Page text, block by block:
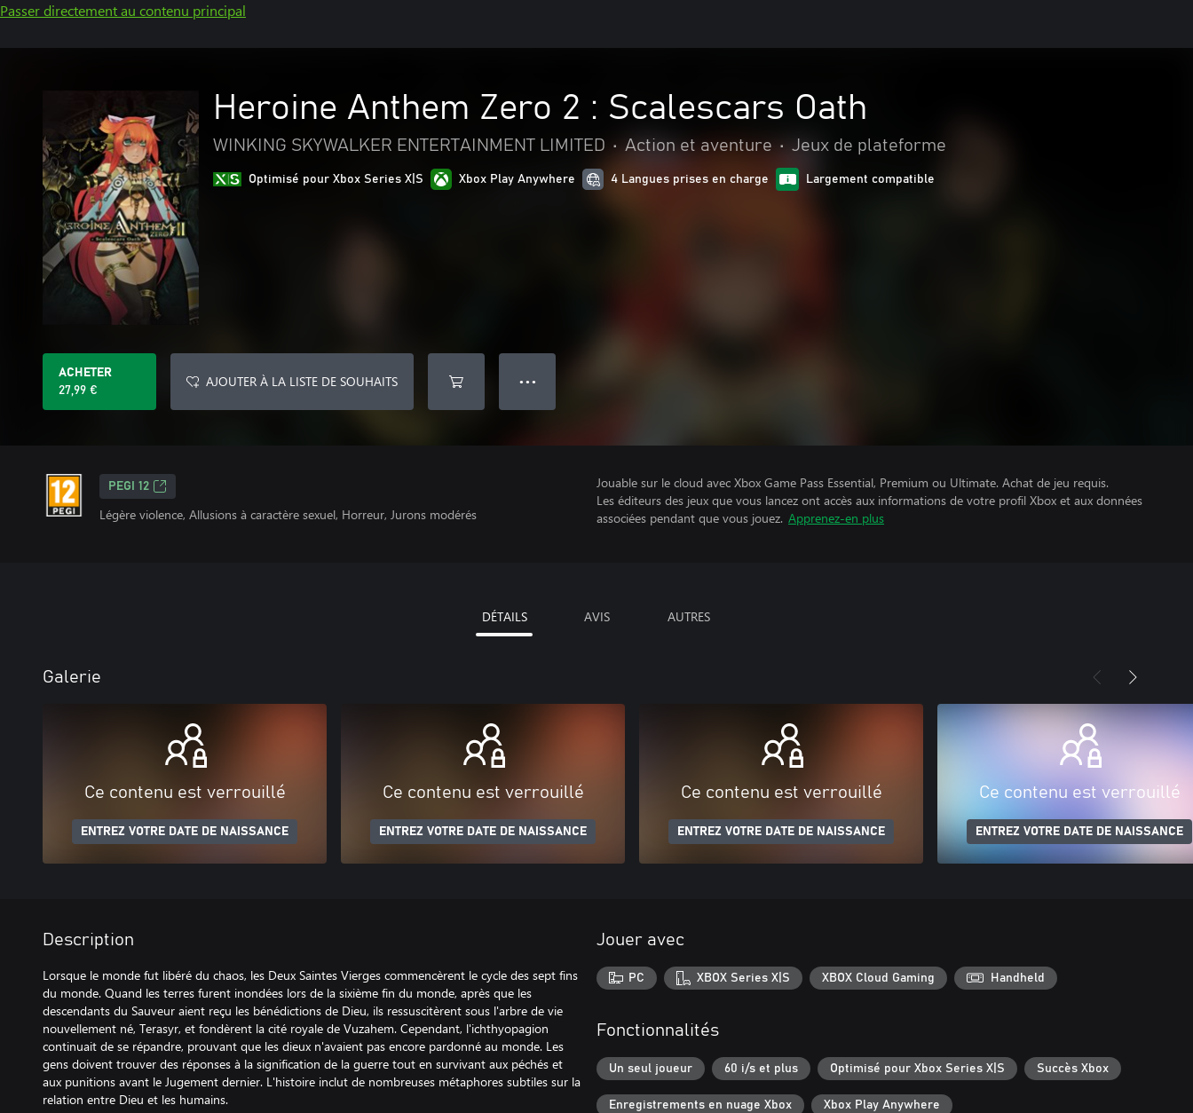
Passer directement au contenu principal
Heroine Anthem Zero 2 : Scalescars Oath
WINKING SKYWALKER ENTERTAINMENT LIMITED • Action et aventure • Jeux de plateforme
Optimisé pour Xbox Series X|S Xbox Play Anywhere 4 Langues prises en charge Largement compatible
ACHETER
27,99 €
AJOUTER À LA LISTE DE SOUHAITS ● ● ●
PEGI 12
Légère violence, Allusions à caractère sexuel, Horreur, Jurons modérés
Jouable sur le cloud avec Xbox Game Pass Essential, Premium ou Ultimate. Achat de jeu requis.
Les éditeurs des jeux que vous lancez ont accès aux informations de votre profil Xbox et aux données
associées pendant que vous jouez. Apprenez-en plus
DÉTAILS AVIS AUTRES
Galerie
Ce contenu est verrouillé
ENTREZ VOTRE DATE DE NAISSANCE
Ce contenu est verrouillé
ENTREZ VOTRE DATE DE NAISSANCE
Ce contenu est verrouillé
ENTREZ VOTRE DATE DE NAISSANCE
Ce contenu est verrouillé
ENTREZ VOTRE DATE DE NAISSANCE
Description
Lorsque le monde fut libéré du chaos, les Deux Saintes Vierges commencèrent le cycle des sept fins
du monde. Quand les terres furent inondées lors de la sixième fin du monde, après que les
descendants du Sauveur aient reçu les bénédictions de Dieu, ils ressuscitèrent sous l'arbre de vie
nouvellement né, Terasyr, et fondèrent la cité royale de Vuzahem. Cependant, l'ichthyopagion
continuait de se répandre, prouvant que les dieux n'avaient pas encore pardonné au monde. Les
gens doivent trouver des réponses à la signification de la guerre tout en survivant aux péchés et
aux punitions avant le Jugement dernier. L'histoire inclut de nombreuses métaphores subtiles sur la
relation entre Dieu et les humains.
Jouer avec
PC XBOX Series X|S XBOX Cloud Gaming Handheld
Fonctionnalités
Un seul joueur 60 i/s et plus Optimisé pour Xbox Series X|S Succès Xbox
Enregistrements en nuage Xbox Xbox Play Anywhere